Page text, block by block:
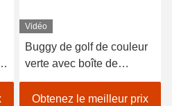
Vidéo
Buggy de golf de couleur
verte avec boîte de
chargement en aluminium
Obtenez le meilleur prix